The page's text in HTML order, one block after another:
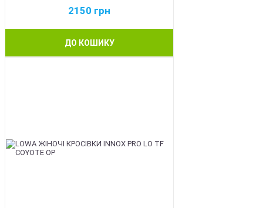
2150 грн
ДО КОШИКУ